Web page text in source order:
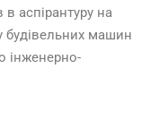
аспірантуру на
будівельних машин
інженерно-